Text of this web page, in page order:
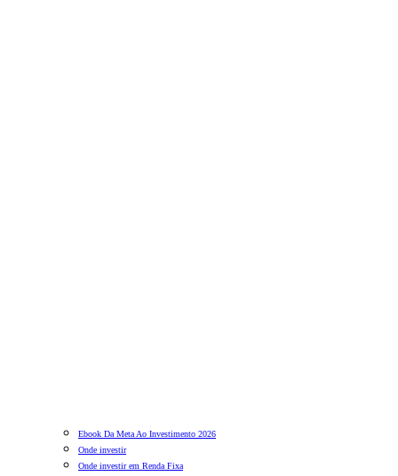
Ebook Da Meta Ao Investimento 2026
Onde investir
Onde investir em Renda Fixa